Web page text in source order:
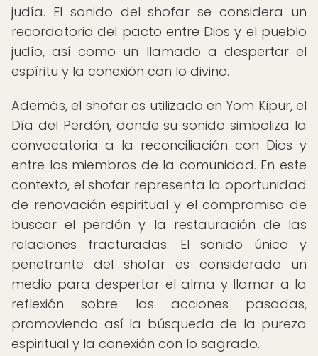
judía. El sonido del shofar se considera un
recordatorio del pacto entre Dios y el pueblo
judío, así como un llamado a despertar el
espíritu y la conexión con lo divino.
Además, el shofar es utilizado en Yom Kipur, el
Día del Perdón, donde su sonido simboliza la
convocatoria a la reconciliación con Dios y
entre los miembros de la comunidad. En este
contexto, el shofar representa la oportunidad
de renovación espiritual y el compromiso de
buscar el perdón y la restauración de las
relaciones fracturadas. El sonido único y
penetrante del shofar es considerado un
medio para despertar el alma y llamar a la
reflexión sobre las acciones pasadas,
promoviendo así la búsqueda de la pureza
espiritual y la conexión con lo sagrado.